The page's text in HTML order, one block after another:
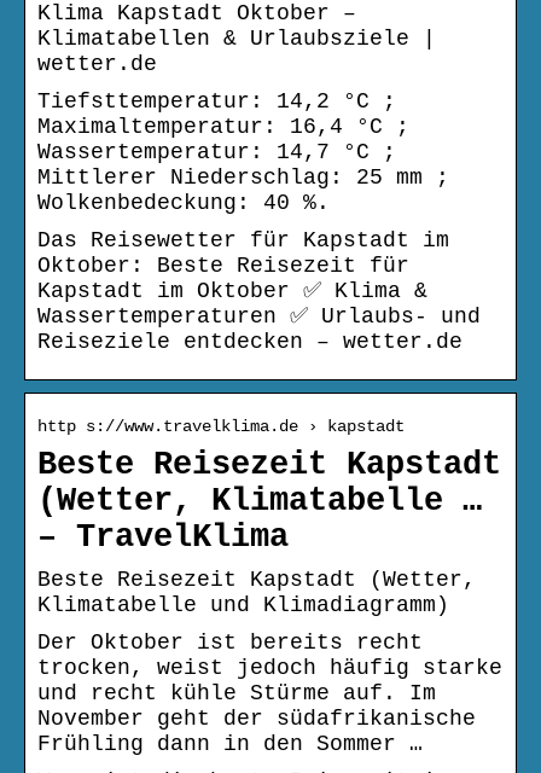
Klima Kapstadt Oktober –
Klimatabellen & Urlaubsziele |
wetter.de
Tiefsttemperatur: 14,2 °C ;
Maximaltemperatur: 16,4 °C ;
Wassertemperatur: 14,7 °C ;
Mittlerer Niederschlag: 25 mm ;
Wolkenbedeckung: 40 %.
Das Reisewetter für Kapstadt im
Oktober: Beste Reisezeit für
Kapstadt im Oktober ✅ Klima &
Wassertemperaturen ✅ Urlaubs- und
Reiseziele entdecken – wetter.de
http s://www.travelklima.de › kapstadt
Beste Reisezeit Kapstadt
(Wetter, Klimatabelle …
– TravelKlima
Beste Reisezeit Kapstadt (Wetter,
Klimatabelle und Klimadiagramm)
Der Oktober ist bereits recht
trocken, weist jedoch häufig starke
und recht kühle Stürme auf. Im
November geht der südafrikanische
Frühling dann in den Sommer …